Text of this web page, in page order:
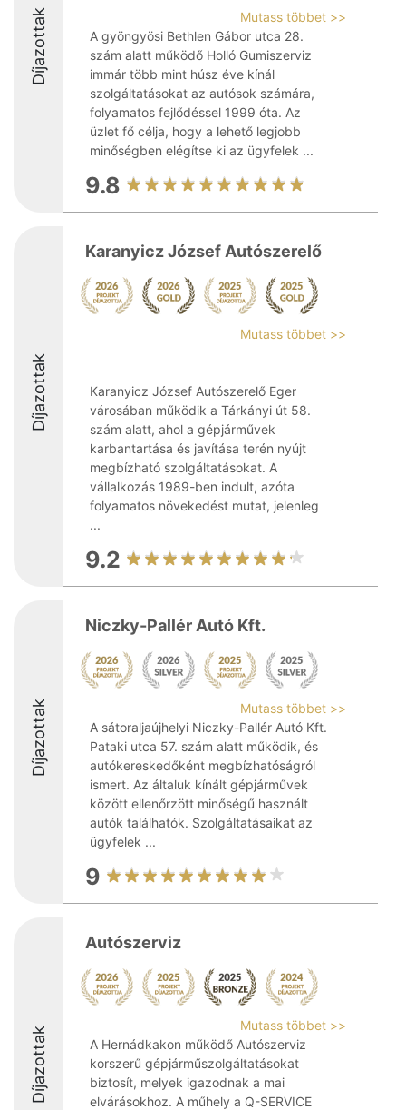
Díjazottak
Mutass többet >>
A gyöngyösi Bethlen Gábor utca 28.
szám alatt működő Holló Gumiszerviz
immár több mint húsz éve kínál
szolgáltatásokat az autósok számára,
folyamatos fejlődéssel 1999 óta. Az
üzlet fő célja, hogy a lehető legjobb
minőségben elégítse ki az ügyfelek ...
9.8
Díjazottak
Karanyicz József Autószerelő
Mutass többet >>
Karanyicz József Autószerelő Eger
városában működik a Tárkányi út 58.
szám alatt, ahol a gépjárművek
karbantartása és javítása terén nyújt
megbízható szolgáltatásokat. A
vállalkozás 1989-ben indult, azóta
folyamatos növekedést mutat, jelenleg
...
9.2
Díjazottak
Niczky-Pallér Autó Kft.
Mutass többet >>
A sátoraljaújhelyi Niczky-Pallér Autó Kft.
Pataki utca 57. szám alatt működik, és
autókereskedőként megbízhatóságról
ismert. Az általuk kínált gépjárművek
között ellenőrzött minőségű használt
autók találhatók. Szolgáltatásaikat az
ügyfelek ...
9
Díjazottak
Autószerviz
Mutass többet >>
A Hernádkakon működő Autószerviz
korszerű gépjárműszolgáltatásokat
biztosít, melyek igazodnak a mai
elvárásokhoz. A műhely a Q-SERVICE